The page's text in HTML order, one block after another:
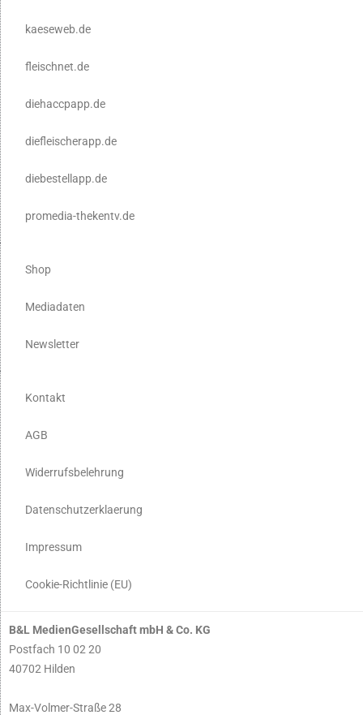
kaeseweb.de
fleischnet.de
diehaccpapp.de
diefleischerapp.de
diebestellapp.de
promedia-thekentv.de
Shop
Mediadaten
Newsletter
Kontakt
AGB
Widerrufsbelehrung
Datenschutzerklaerung
Impressum
Cookie-Richtlinie (EU)
B&L MedienGesellschaft mbH & Co. KG
Postfach 10 02 20
40702 Hilden
Max-Volmer-Straße 28